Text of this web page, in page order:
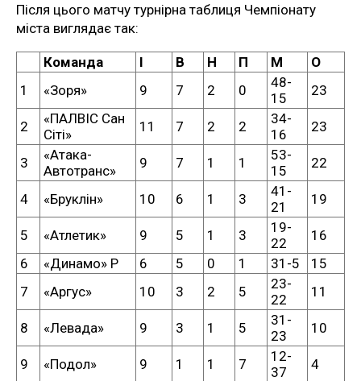
Після цього матчу турнірна таблиця Чемпіонату
міста виглядає так:
Команда І В Н П М
О
1
«Зоря» 9 7 2 0
48-
15
23
2
«ПАЛВІС Сан
Сіті»
11 7 2 2
34-
16
23
3
«Атака-
Автотранс»
9 7 1 1
53-
15
22
4 «Бруклін» 10 6 1 3
41-
21
19
5 «Атлетик» 9 5 1 3
19-
22
16
6
«Динамо» Р 6 5 0 1 31-5
15
7
«Аргус» 10 3 2 5
23-
22
11
8 «Левада» 9 3 1 5
31-
23
10
9 «Подол» 9 1 1 7
12-
37
4